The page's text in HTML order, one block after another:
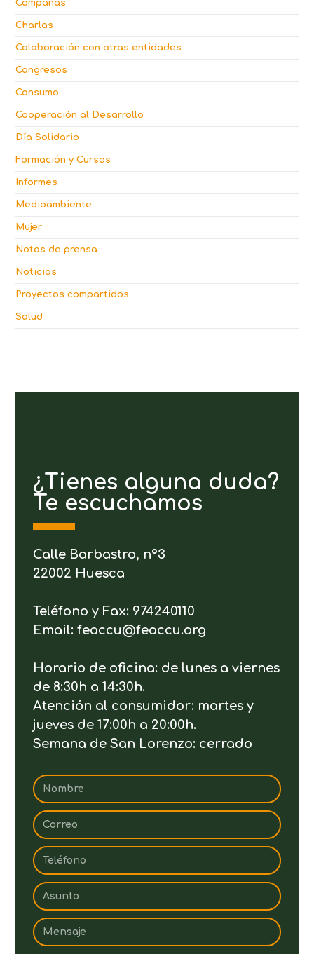
Campañas
Charlas
Colaboración con otras entidades
Congresos
Consumo
Cooperación al Desarrollo
Día Solidario
Formación y Cursos
Informes
Medioambiente
Mujer
Notas de prensa
Noticias
Proyectos compartidos
Salud
¿Tienes alguna duda?
Te escuchamos
Calle Barbastro, nº3
22002 Huesca
Teléfono y Fax: 974240110
Email: feaccu@feaccu.org
Horario de oficina: de lunes a viernes
de 8:30h a 14:30h.
Atención al consumidor: martes y
jueves de 17:00h a 20:00h.
Semana de San Lorenzo: cerrado